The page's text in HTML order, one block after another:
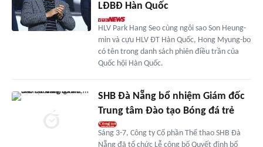
LĐBĐ Hàn Quốc
HLV Park Hang Seo cùng ngôi sao Son Heung-
min và cựu HLV ĐT Hàn Quốc, Hong Myung-bo
có tên trong danh sách phiên điều trần của
Quốc hội Hàn Quốc.
SHB Đà Nẵng bổ nhiệm Giám đốc
Trung tâm Đào tạo Bóng đá trẻ
Sáng 3-7, Công ty Cổ phần Thể thao SHB Đà
Nẵng đã tổ chức Lễ công bố Quyết định bổ